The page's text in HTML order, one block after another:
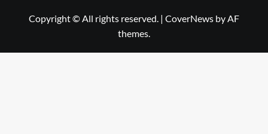
Copyright © All rights reserved. | CoverNews by AF
themes.